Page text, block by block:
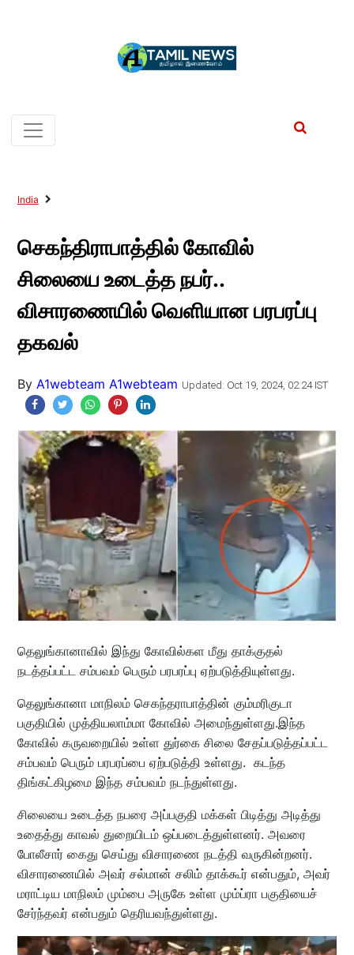
India
செகந்திராபாத்தில் கோவில்
சிலையை உடைத்த நபர்..
விசாரணையில் வெளியான பரபரப்பு
தகவல்
By A1webteam A1webteam Updated: Oct 19, 2024, 02:24 IST
தெலுங்கானாவில் இந்து கோவில்கள மீது தாக்குதல்
நடத்தப்பட்ட சம்பவம் பெரும் பரபரப்பு ஏற்படுத்தியுள்ளது.
தெலுங்கானா மாநிலம் செகந்தராபாத்தின் கும்மரிகுடா
பகுதியில் முத்தியலாம்மா கோவில் அமைந்துள்ளது.இந்த
கோவில் கருவறையில் உள்ள துர்கை சிலை சேதப்படுத்தப்பட்ட
சம்பவம் பெரும் பரபரப்பை ஏற்படுத்தி உள்ளது. கடந்த
திங்கட்கிழமை இந்த சம்பவம் நடந்துள்ளது.
சிலையை உடைத்த நபரை அப்பகுதி மக்கள் பிடித்து அடித்து
உதைத்து காவல் துறையிடம் ஒப்படைத்துள்ளனர். அவரை
போலீசார் கைது செய்து விசாரணை நடத்தி வருகின்றனர்.
விசாரணையில் அவர் சல்மான் சலிம் தாக்கூர் என்பதும், அவர்
மராட்டிய மாநிலம் மும்பை அருகே உள்ள மும்ப்ரா பகுதியைச்
சேர்ந்தவர் என்பதும் தெரியவந்துள்ளது.